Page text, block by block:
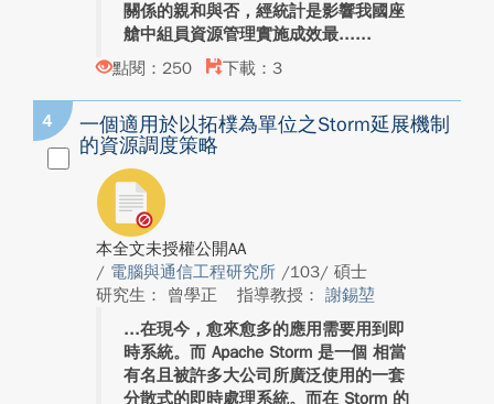
關係的親和與否，經統計是影響我國座
艙中組員資源管理實施成效最...
點閱：250
下載：3
4
一個適用於以拓樸為單位之Storm延展機制
的資源調度策略
本全文未授權公開AA
/ 電腦與通信工程研究所 /103/ 碩士
研究生： 曾學正
指導教授： 謝錫堃
在現今，愈來愈多的應用需要用到即
時系統。而 Apache Storm 是一個 相當
有名且被許多大公司所廣泛使用的一套
分散式的即時處理系統。而在 Storm 的